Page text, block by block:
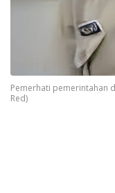
Pemerhati pemerintahan
Red)